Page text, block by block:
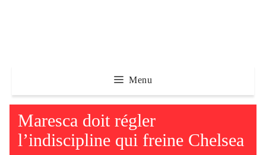
Menu
Maresca doit régler
l’indiscipline qui freine Chelsea